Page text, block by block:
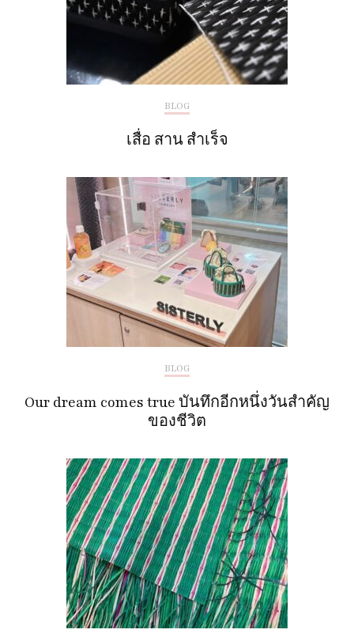
BLOG
เสื่อ สาน สำเร็จ
BLOG
Our dream comes true บันทึกอีกหนึ่งวันสำคัญ
ของชีวิต